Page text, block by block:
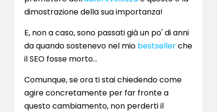
dimostrazione della sua importanza!
E, non a caso, sono passati già un po' di anni
da quando sostenevo nel mio bestsellerche
il SEO fosse morto…
Comunque, se ora ti stai chiedendo come
agire concretamente per far fronte a
questo cambiamento, non perderti il